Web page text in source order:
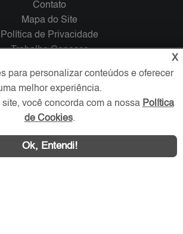
Contato
Mapa do Site
Política de Privacidade
Trabalhe Conosco
Verificada por
Redes Sociais
X
para personalizar conteúdos e oferecer
melhor experiência.
você concorda com a nossa Política
de Cookies.
Ok, Entendi!